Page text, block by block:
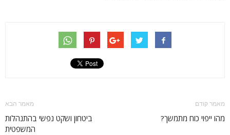
מאמר קודם
מהו ייפוי כוח מתמשך?
מאמר הבא
ביטחון ושקט נפשי בהתנהלות
המשפטית